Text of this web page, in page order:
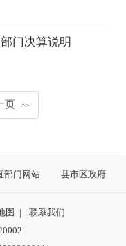
门决算说明
页 >>
部门网站 县市区政府
图 |
联系我们